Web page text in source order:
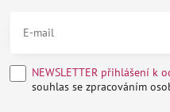
NEWSLETTER přihlášení k
souhlas se